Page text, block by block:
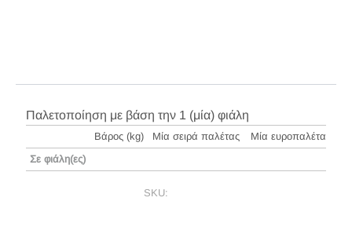
Παλετοποίηση με βάση την 1 (μία) φιάλη
Βάρος (kg) Μία σειρά παλέτας
Μία ευροπαλέτα
Σε φιάλη(ες)
SKU: